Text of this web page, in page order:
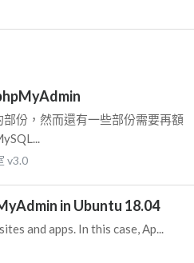
份，然而還有一些部份需要再額
v3.0
in Ubuntu 18.04
and apps. In this case, Ap...